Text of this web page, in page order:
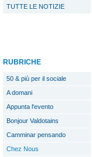
TUTTE LE NOTIZIE
RUBRICHE
50 & più per il sociale
A domani
Appunta l'evento
Bonjour Valdotains
Camminar pensando
Chez Nous